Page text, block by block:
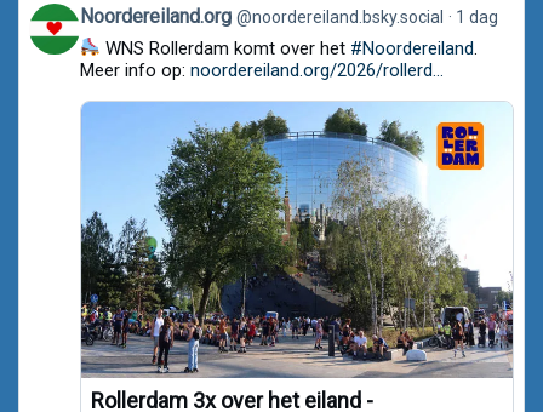
View
post
by
Noordereiland.org
Noordereiland.org @noordereiland.bsky.social 1 dag
WNS Rollerdam komt over het #Noordereiland
Meer info op: noordereiland.org/2026/rollerd...
Rollerdam 3x over het eiland -